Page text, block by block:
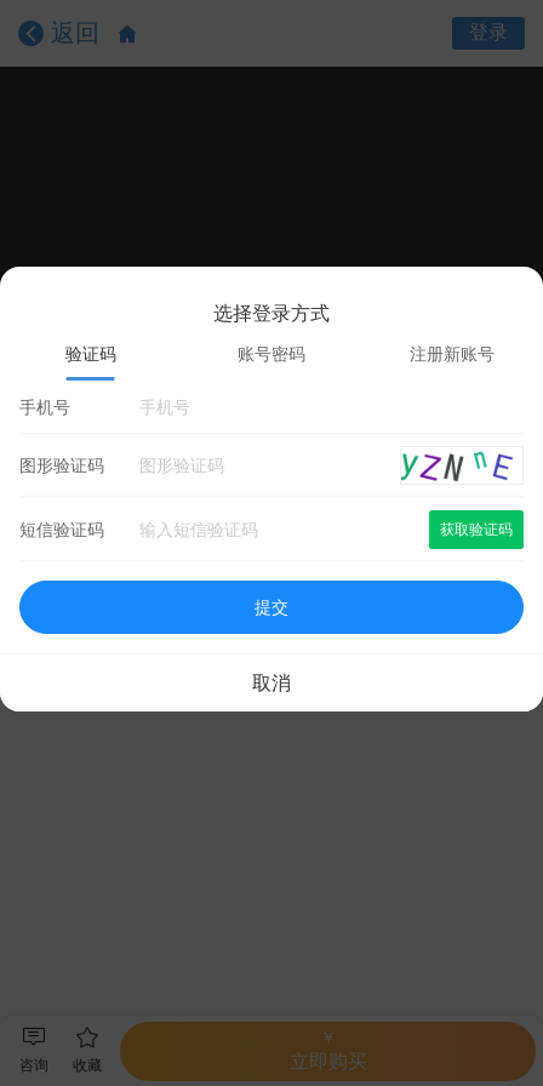
返回 登录
咨询 收藏
￥
立即购买
选择登录方式
验证码 账号密码 注册新账号
手机号
图形验证码
短信验证码 获取验证码
提交
取消